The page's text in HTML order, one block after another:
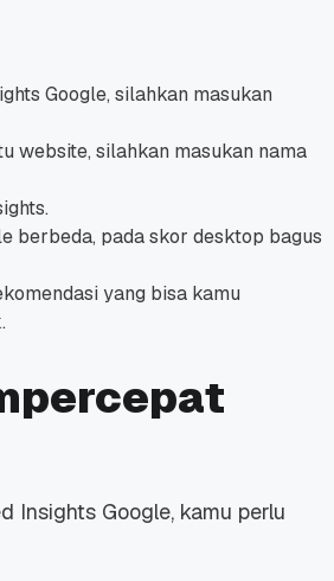
Google, silahkan masukan
website, silahkan masukan nama
berbeda, pada skor desktop bagus
yang bisa kamu
Insights Google, kamu perlu